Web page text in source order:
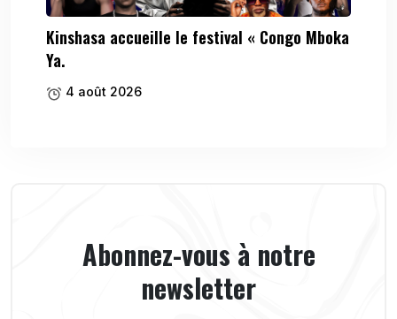
Kinshasa accueille le festival « Congo Mboka
Ya.
4 août 2026
Abonnez-vous à notre
newsletter